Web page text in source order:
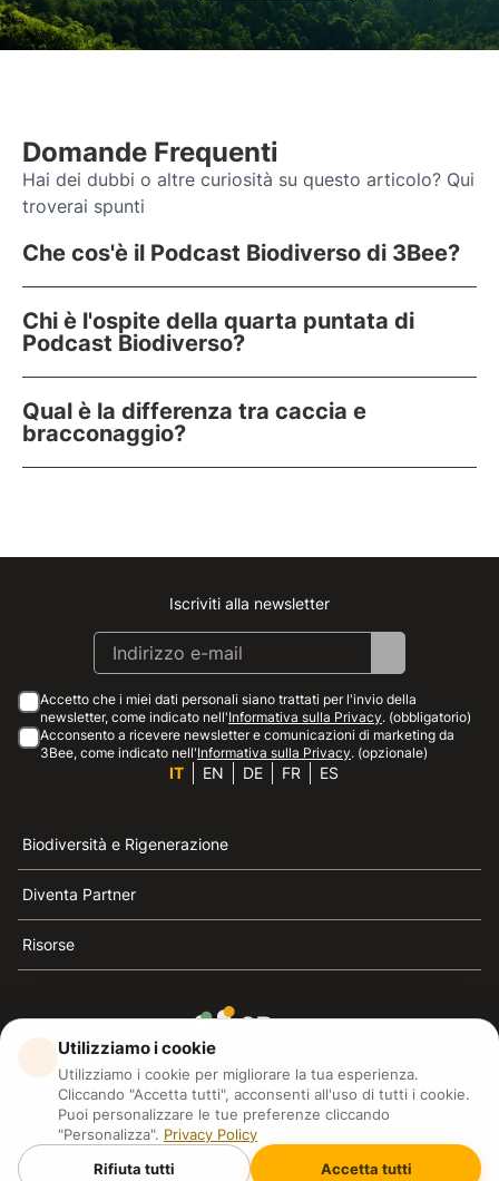
Domande Frequenti
Hai dei dubbi o altre curiosità su questo articolo? Qui
troverai spunti
Che cos'è il Podcast Biodiverso di 3Bee?
Chi è l'ospite della quarta puntata di
Podcast Biodiverso?
Qual è la differenza tra caccia e
bracconaggio?
Instagram
Facebook
Linkedin
Youtube
Iscriviti alla newsletter
Accetto che i miei dati personali siano trattati per l'invio della
newsletter, come indicato nell'Informativa sulla Privacy. (obbligatorio)
Acconsento a ricevere newsletter e comunicazioni di marketing da
3Bee, come indicato nell'Informativa sulla Privacy. (opzionale)
IT EN DE FR ES
Biodiversità e Rigenerazione
Diventa Partner
Risorse
3Bee è il riferimento della sostenibilità, la difesa delle
api e della biodiversità
3Bee S.R.L Via Pastrengo 14, 20159, Milano (MI)
P.IVA: IT09711590969
3Bee GmbHSede legale: Oranienburger Straße 23, 10178
Utilizziamo i cookie
Utilizziamo i cookie per migliorare la tua esperienza.
Cliccando "Accetta tutti", acconsenti all'uso di tutti i cookie.
Puoi personalizzare le tue preferenze cliccando
"Personalizza". Privacy Policy
Rifiuta tutti
Accetta tutti